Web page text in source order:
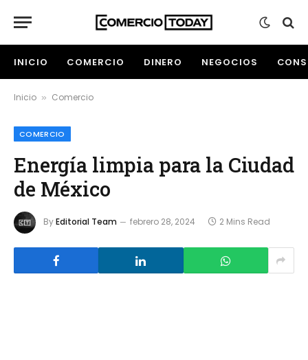
INICIO COMERCIO DINERO NEGOCIOS
Inicio » Comercio
COMERCIO
Energía limpia para la Ciudad
de México
ByEditorial Team febrero 28, 2024 2 Mins Read